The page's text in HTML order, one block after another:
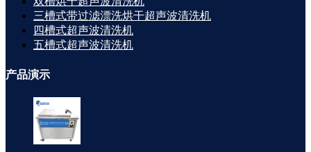
三槽式带过滤漂洗烘干超声波清洗机
四槽式超声波清洗机
五槽式超声波清洗机
产品演示